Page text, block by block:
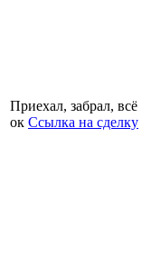
Приехал, забрал, всё
ок Ссылка на сделку